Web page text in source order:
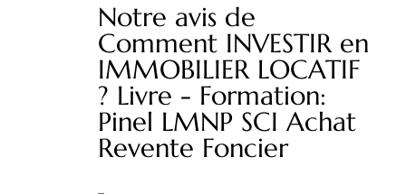
Notre avis de
Comment INVESTIR en
IMMOBILIER LOCATIF
? Livre - Formation:
Pinel LMNP SCI Achat
Revente Foncier